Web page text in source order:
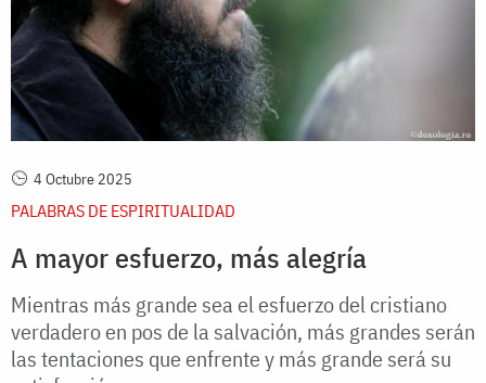
4 Octubre 2025
PALABRAS DE ESPIRITUALIDAD
A mayor esfuerzo, más alegría
Mientras más grande sea el esfuerzo del cristiano
verdadero en pos de la salvación, más grandes serán
las tentaciones que enfrente y más grande será su